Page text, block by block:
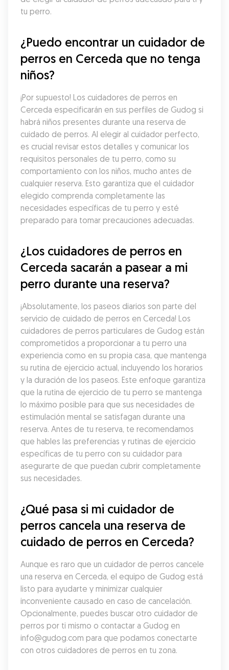
tu perro.
¿Puedo encontrar un cuidador de
perros en Cerceda que no tenga
niños?
¡Por supuesto! Los cuidadores de perros en
Cerceda especificarán en sus perfiles de Gudog si
habrá niños presentes durante una reserva de
cuidado de perros. Al elegir al cuidador perfecto,
es crucial revisar estos detalles y comunicar los
requisitos personales de tu perro, como su
comportamiento con los niños, mucho antes de
cualquier reserva. Esto garantiza que el cuidador
elegido comprenda completamente las
necesidades específicas de tu perro y esté
preparado para tomar precauciones adecuadas.
¿Los cuidadores de perros en
Cerceda sacarán a pasear a mi
perro durante una reserva?
¡Absolutamente, los paseos diarios son parte del
servicio de cuidado de perros en Cerceda! Los
cuidadores de perros particulares de Gudog están
comprometidos a proporcionar a tu perro una
experiencia como en su propia casa, que mantenga
su rutina de ejercicio actual, incluyendo los horarios
y la duración de los paseos. Este enfoque garantiza
que la rutina de ejercicio de tu perro se mantenga
lo máximo posible para que sus necesidades de
estimulación mental se satisfagan durante una
reserva. Antes de tu reserva, te recomendamos
que hables las preferencias y rutinas de ejercicio
específicas de tu perro con su cuidador para
asegurarte de que puedan cubrir completamente
sus necesidades.
¿Qué pasa si mi cuidador de
perros cancela una reserva de
cuidado de perros en Cerceda?
Aunque es raro que un cuidador de perros cancele
una reserva en Cerceda, el equipo de Gudog está
listo para ayudarte y minimizar cualquier
inconveniente causado en caso de cancelación.
Opcionalmente, puedes buscar otro cuidador de
perros por ti mismo o contactar a Gudog en
info@gudog.com para que podamos conectarte
con otros cuidadores de perros en tu zona.